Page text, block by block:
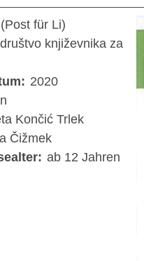
für Li)
književnika za
2020
Končić Trlek
Čižmek
ab 12 Jahren